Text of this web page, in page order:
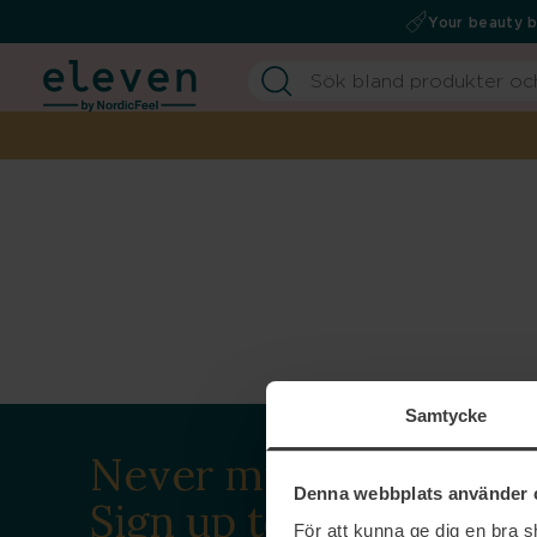
Samtycke
Denna webbplats använder
För att kunna ge dig en bra
Your beauty
Never miss a beat.
Sign up to our